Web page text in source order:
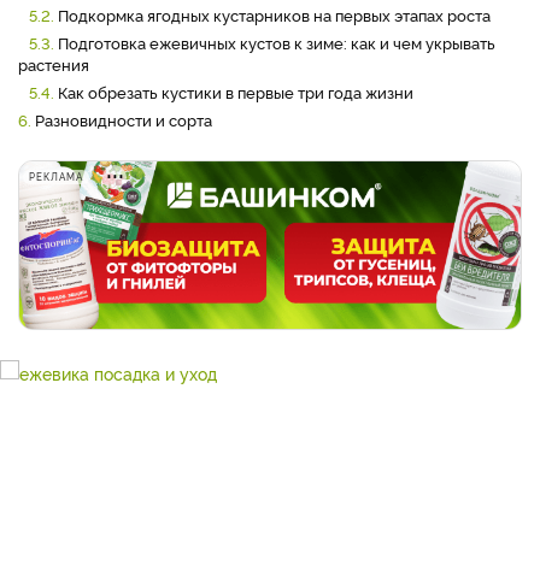
5.2. Подкормка ягодных кустарников на первых этапах роста
5.3. Подготовка ежевичных кустов к зиме: как и чем укрывать
растения
5.4. Как обрезать кустики в первые три года жизни
6. Разновидности и сорта
РЕКЛАМА